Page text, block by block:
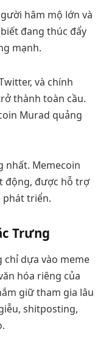
hâm mộ lớn và
đang thúc đẩy
mạnh.
và chính
thành toàn cầu.
Murad quảng
nhất. Memecoin
động, được hỗ trợ
phát triển.
Trưng
dựa vào meme
hóa riêng của
giữ tham gia lâu
shitposting,